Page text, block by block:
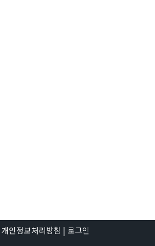
개인정보처리방침 | 로그인